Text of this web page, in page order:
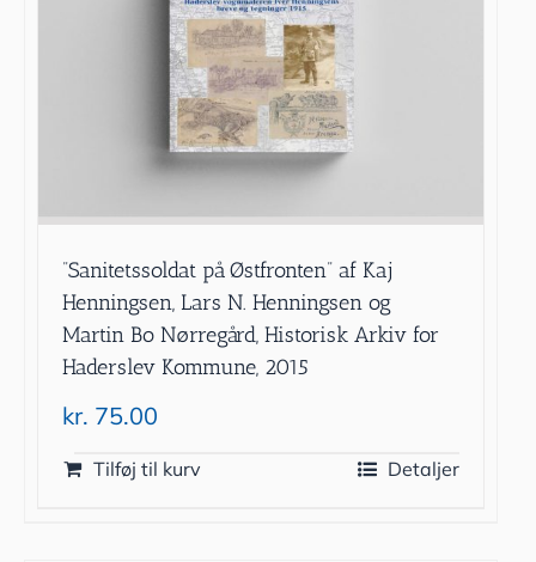
”Sanitetssoldat på Østfronten” af Kaj
Henningsen, Lars N. Henningsen og
Martin Bo Nørregård, Historisk Arkiv for
Haderslev Kommune, 2015
kr. 75.00
Tilføj til kurv Detaljer